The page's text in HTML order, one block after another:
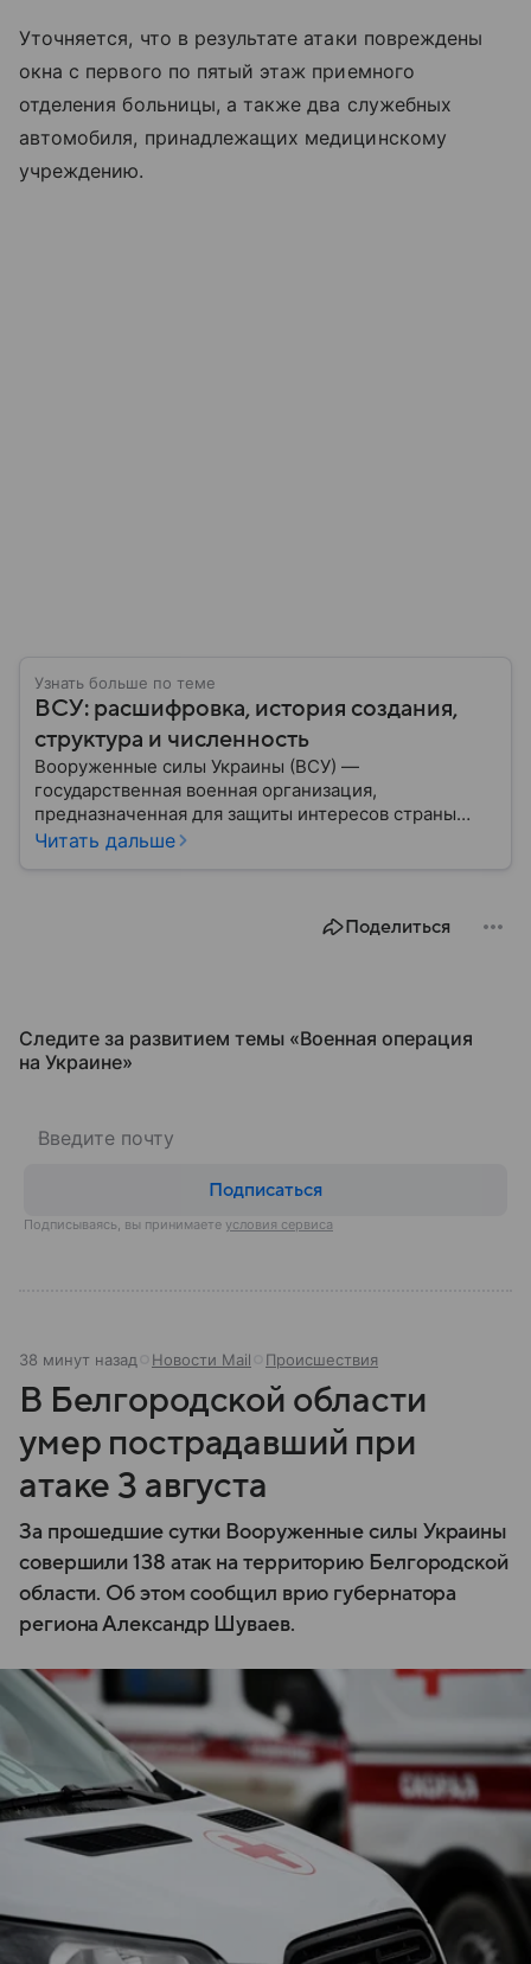
Уточняется, что в результате атаки повреждены
окна с первого по пятый этаж приемного
отделения больницы, а также два служебных
автомобиля, принадлежащих медицинскому
учреждению.
Узнать больше по теме
ВСУ: расшифровка, история создания,
структура и численность
Вооруженные силы Украины (ВСУ) —
государственная военная организация,
предназначенная для защиты интересов страны
военным путем. Была создана после
Читать дальше
Поделиться
Следите за развитием темы «Военная операция
на Украине»
Подписаться
Подписываясь, вы принимаете условия сервиса
38 минут назад Новости Mail Происшествия
В Белгородской области
умер пострадавший при
атаке 3 августа
За прошедшие сутки Вооруженные силы Украины
совершили 138 атак на территорию Белгородской
области. Об этом сообщил врио губернатора
региона Александр Шуваев.